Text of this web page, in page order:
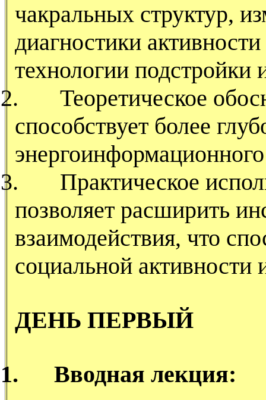
чакральных структур,
диагностики
технологии подстройки
2.
Теоретическое
способствует более
3.
Практическое
позволяет расширить
взаимодействия, что
социальной активности
ДЕНЬ ПЕРВЫЙ
1. Вводная лекция: